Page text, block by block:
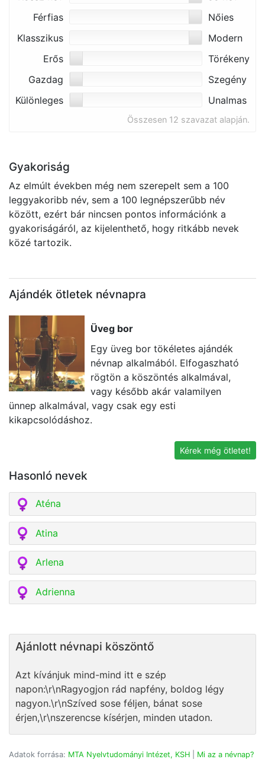
Férfias
Nőies
Klasszikus
Modern
Erős
Törékeny
Gazdag
Szegény
Különleges
Unalmas
Összesen 12 szavazat alapján.
Gyakoriság
Az elmúlt években még nem szerepelt sem a 100
leggyakoribb név, sem a 100 legnépszerűbb név
között, ezért bár nincsen pontos információnk a
gyakoriságáról, az kijelenthető, hogy ritkább nevek
közé tartozik.
Ajándék ötletek névnapra
Üveg bor
Egy üveg bor tökéletes ajándék
névnap alkalmából. Elfogaszható
rögtön a köszöntés alkalmával,
vagy később akár valamilyen
ünnep alkalmával, vagy csak egy esti
kikapcsolódáshoz.
Kérek még ötletet!
Hasonló nevek
Aténa
Atina
Arlena
Adrienna
Ajánlott névnapi köszöntő
Azt kívánjuk mind-mind itt e szép
napon:\r\nRagyogjon rád napfény, boldog légy
nagyon.\r\nSzíved sose féljen, bánat sose
érjen,\r\nszerencse kísérjen, minden utadon.
Adatok forrása: MTA Nyelvtudományi Intézet, KSH Mi az a névnap?